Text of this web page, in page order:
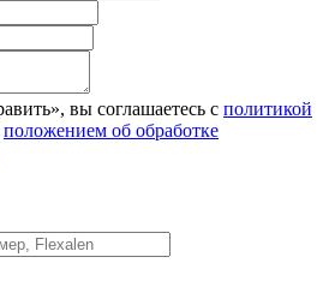
вы соглашаетесь с политикой
положением об обработке